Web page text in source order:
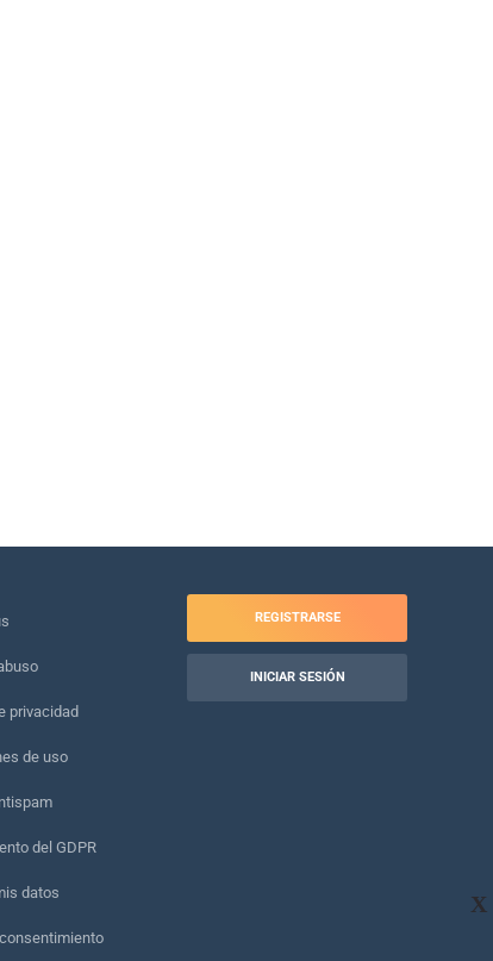
X
privacidad
de uso
del GDPR
datos
REGISTRARSE
INICIAR SESIÓN